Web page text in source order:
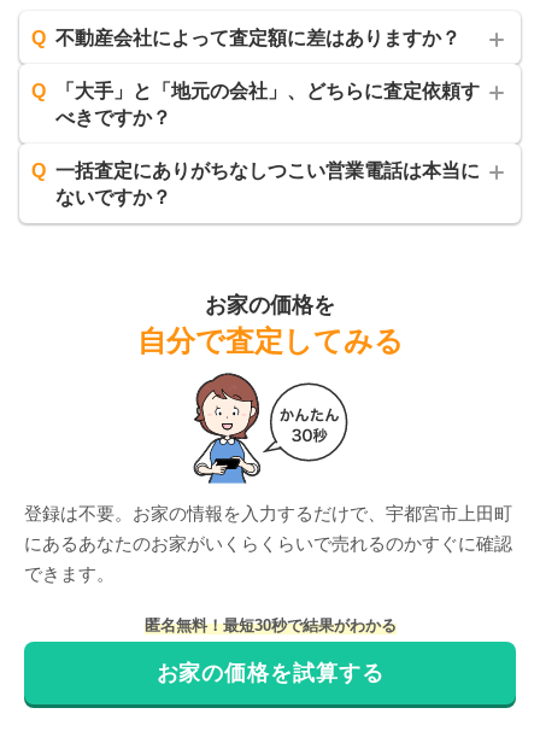
Q 不動産会社によって査定額に差はありますか？
Q
「大手」と「地元の会社」、どちらに査定依頼す
べきですか？
Q 一括査定にありがちなしつこい営業電話は本当に
ないですか？
お家の価格を
自分で査定してみる
登録は不要。お家の情報を入力するだけで、 宇都宮市上田町
にあるあなたのお家がいくらくらいで売れるのかすぐに確認
できます。
匿名無料！最短30秒で結果がわかる
お家の価格を試算する